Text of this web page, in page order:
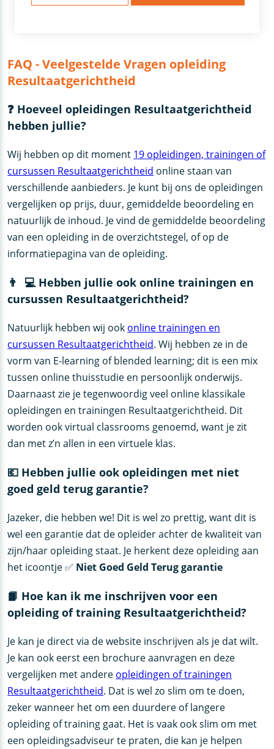
FAQ - Veelgestelde Vragen opleiding
Resultaatgerichtheid
❓ Hoeveel opleidingen Resultaatgerichtheid
hebben jullie?
Wij hebben op dit moment 19 opleidingen, trainingen of
cursussen Resultaatgerichtheid online staan van
verschillende aanbieders. Je kunt bij ons de opleidingen
vergelijken op prijs, duur, gemiddelde beoordeling en
natuurlijk de inhoud. Je vind de gemiddelde beoordeling
van een opleiding in de overzichtstegel, of op de
informatiepagina van de opleiding.
👨 ‍ 💻 Hebben jullie ook online trainingen en
cursussen Resultaatgerichtheid?
Natuurlijk hebben wij ook online trainingen en
cursussen Resultaatgerichtheid. Wij hebben ze in de
vorm van E-learning of blended learning; dit is een mix
tussen online thuisstudie en persoonlijk onderwijs.
Daarnaast zie je tegenwoordig veel online klassikale
opleidingen en trainingen Resultaatgerichtheid. Dit
worden ook virtual classrooms genoemd, want je zit
dan met z’n allen in een virtuele klas.
💶 Hebben jullie ook opleidingen met niet
goed geld terug garantie?
Jazeker, die hebben we! Dit is wel zo prettig, want dit is
wel een garantie dat de opleider achter de kwaliteit van
zijn/haar opleiding staat. Je herkent deze opleiding aan
het icoontje ✅ Niet Goed Geld Terug garantie
📙 Hoe kan ik me inschrijven voor een
opleiding of training Resultaatgerichtheid?
Je kan je direct via de website inschrijven als je dat wilt.
Je kan ook eerst een brochure aanvragen en deze
vergelijken met andere opleidingen of trainingen
Resultaatgerichtheid. Dat is wel zo slim om te doen,
zeker wanneer het om een duurdere of langere
opleiding of training gaat. Het is vaak ook slim om met
een opleidingsadviseur te praten, die kan je helpen